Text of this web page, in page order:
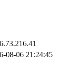
08-06 21:24:45